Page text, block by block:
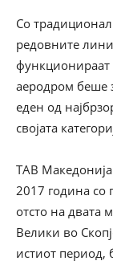
Со
редовните
функционираат
аеродром беше
еден од
својата
ТАВ
2017 година со
отсто на двата
Велики во
истиот период,